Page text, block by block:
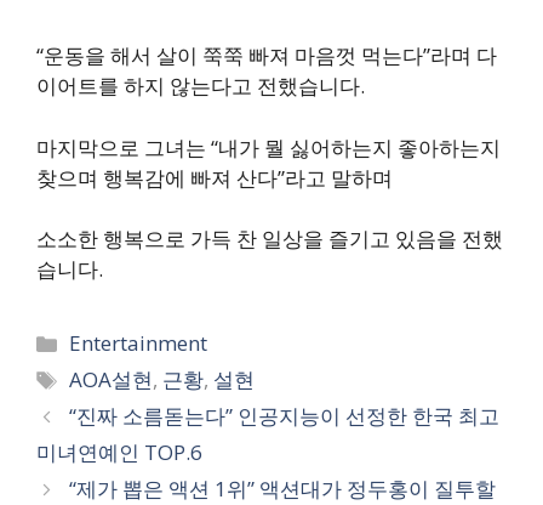
“운동을 해서 살이 쭉쭉 빠져 마음껏 먹는다”라며 다
이어트를 하지 않는다고 전했습니다.
마지막으로 그녀는 “내가 뭘 싫어하는지 좋아하는지
찾으며 행복감에 빠져 산다”라고 말하며
소소한 행복으로 가득 찬 일상을 즐기고 있음을 전했
습니다.
카
테
리
Entertainment
태
그
AOA설현, 근황, 설현
“진짜 소름돋는다” 인공지능이 선정한 한국 최고
미녀연예인 TOP.6
“제가 뽑은 액션 1위” 액션대가 정두홍이 질투할